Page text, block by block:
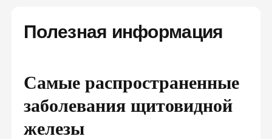
Полезная информация
Самые распространенные
заболевания щитовидной
железы